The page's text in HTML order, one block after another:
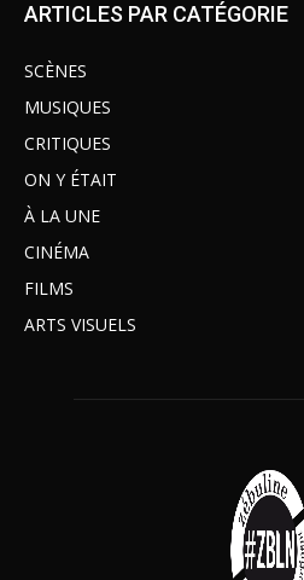
ARTICLES PAR CATÉGORIE
SCÈNES
MUSIQUES
CRITIQUES
ON Y ÉTAIT
À LA UNE
CINÉMA
FILMS
ARTS VISUELS